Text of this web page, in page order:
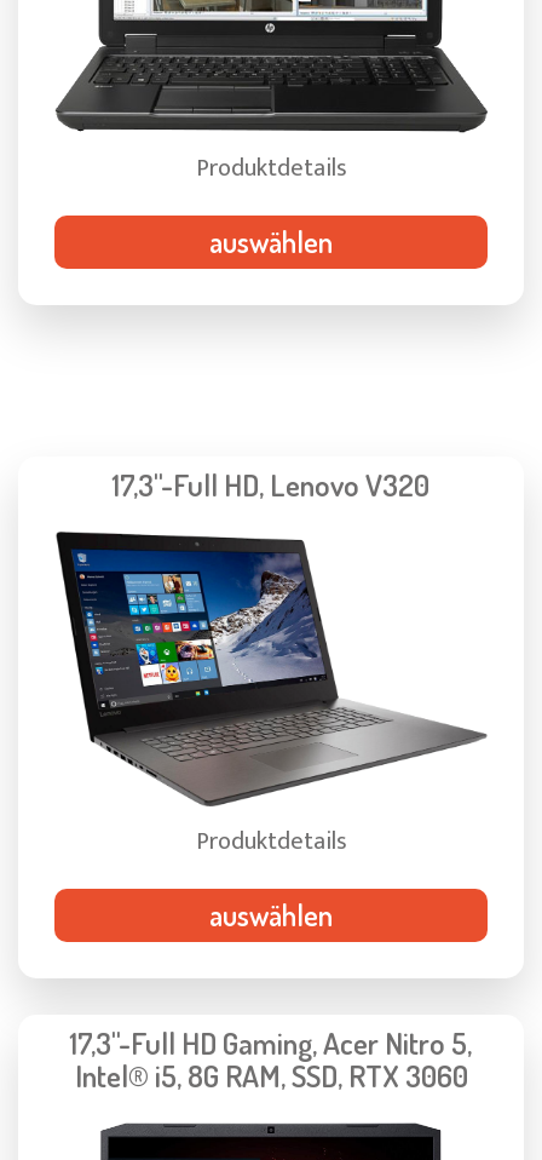
Produktdetails
auswählen
17,3"-Full HD, Lenovo V320
Produktdetails
auswählen
17,3"-Full HD Gaming, Acer Nitro 5,
Intel® i5, 8G RAM, SSD, RTX 3060